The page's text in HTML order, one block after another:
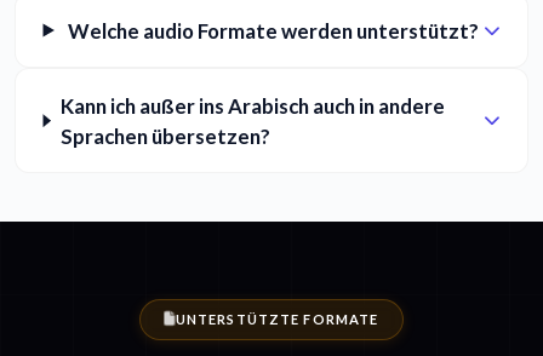
Welche audio Formate werden unterstützt?
Kann ich außer ins Arabisch auch in andere
Sprachen übersetzen?
UNTERSTÜTZTE FORMATE